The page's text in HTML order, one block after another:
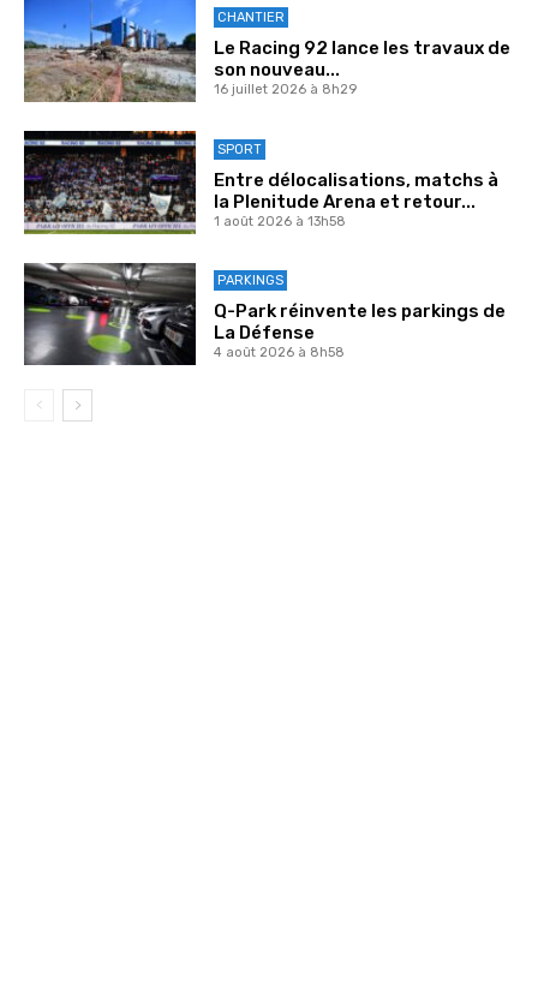
CHANTIER
Le Racing 92 lance les travaux de
son nouveau...
16 juillet 2026 à 8h29
SPORT
Entre délocalisations, matchs à
la Plenitude Arena et retour...
1 août 2026 à 13h58
PARKINGS
Q-Park réinvente les parkings de
La Défense
4 août 2026 à 8h58